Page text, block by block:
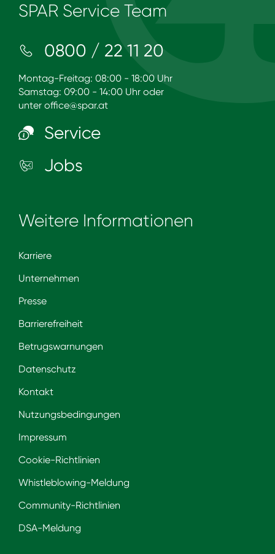
SPAR Service Team
0800 / 22 11 20
Montag-Freitag: 08:00 - 18:00 Uhr
Samstag: 09:00 - 14:00 Uhr oder
unter office@spar.at
Service
Jobs
Weitere Informationen
Karriere
Unternehmen
Presse
Barrierefreiheit
Betrugswarnungen
Datenschutz
Kontakt
Nutzungsbedingungen
Impressum
Cookie-Richtlinien
Whistleblowing-Meldung
Community-Richtlinien
DSA-Meldung